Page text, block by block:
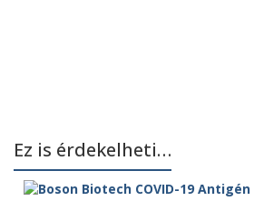
Ez is érdekelheti…